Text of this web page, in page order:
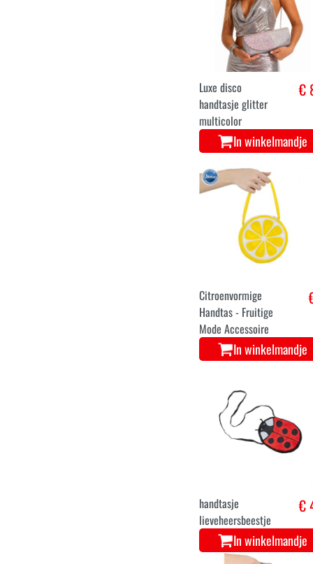
Luxe disco
handtasje glitter
multicolor
€
In winkelmandje
Citroenvormige
Handtas - Fruitige
Mode Accessoire
In winkelmandje
handtasje
lieveheersbeestje
€
In winkelmandje